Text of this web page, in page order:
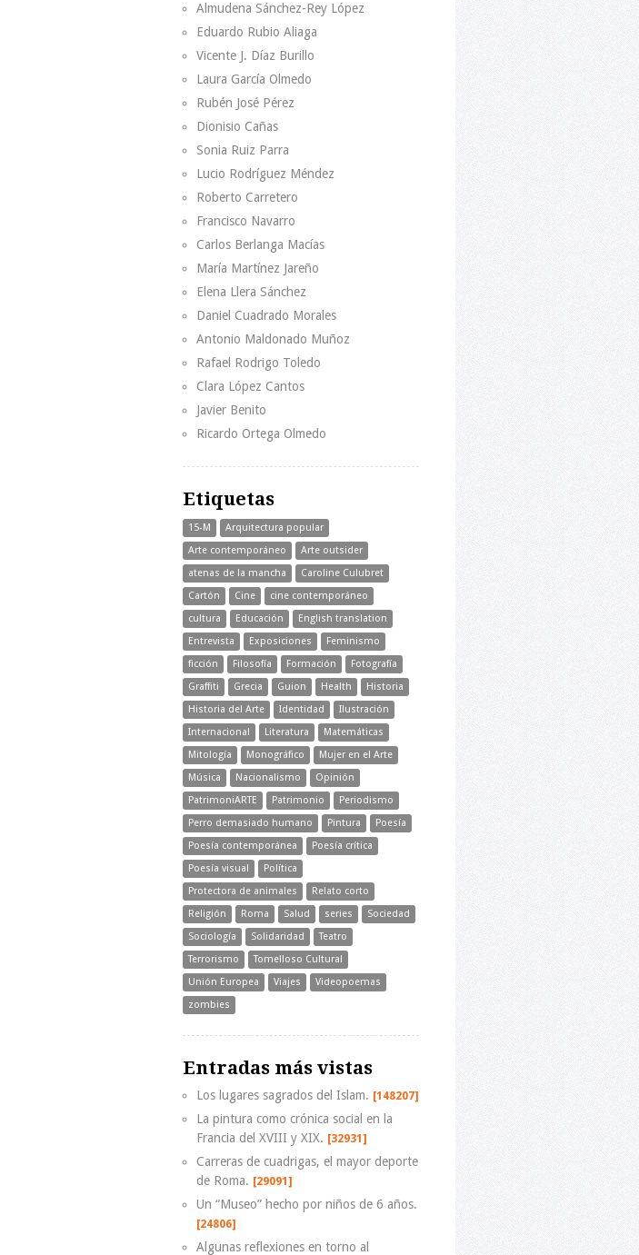
Almudena Sánchez-Rey López
Eduardo Rubio Aliaga
Vicente J. Díaz Burillo
Laura García Olmedo
Rubén José Pérez
Dionisio Cañas
Sonia Ruiz Parra
Lucio Rodríguez Méndez
Roberto Carretero
Francisco Navarro
Carlos Berlanga Macías
María Martínez Jareño
Elena Llera Sánchez
Daniel Cuadrado Morales
Antonio Maldonado Muñoz
Rafael Rodrigo Toledo
Clara López Cantos
Javier Benito
Ricardo Ortega Olmedo
Etiquetas
15-M
Arquitectura popular
Arte contemporáneo
Arte outsider
atenas de la mancha
Caroline Culubret
Cartón
Cine
cine contemporáneo
cultura
Educación
English translation
Entrevista
Exposiciones
Feminismo
ficción
Filosofía Formación
Fotografía
Graffiti
Grecia Guion Health
Historia
Historia del Arte
Identidad
Ilustración
Internacional
Literatura
Matemáticas
Mitología
Monográfico
Mujer en el Arte
Música
Nacionalismo
Opinión
PatrimoniARTE
Patrimonio
Periodismo
Perro demasiado humano
Pintura
Poesía
Poesía contemporánea
Poesía crítica
Poesía visual
Política
Protectora de animales
Relato corto
Religión
Roma Salud series
Sociedad
Sociología
Solidaridad
Teatro
Terrorismo
Tomelloso Cultural
Unión Europea
Viajes
Videopoemas
zombies
Entradas más vistas
Los lugares sagrados del Islam. [148207]
La pintura como crónica social en la
Francia del XVIII y XIX. [32931]
Carreras de cuadrigas, el mayor deporte
de Roma. [29091]
Un “Museo” hecho por niños de 6 años.
[24806]
Algunas reflexiones en torno al